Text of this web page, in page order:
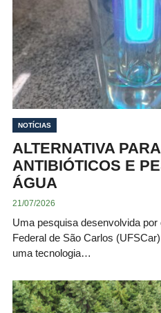
NOTÍCIAS
ALTERNATIVA
ANTIBIÓTICOS E
ÁGUA
21/07/2026
Uma pesquisa desenvolvida
Federal de São Carlos
uma tecnologia…